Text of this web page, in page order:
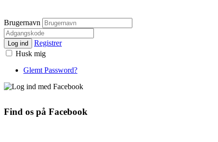
Brugernavn
Log ind
Registrer
Husk mig
Glemt Password?
Find os på Facebook